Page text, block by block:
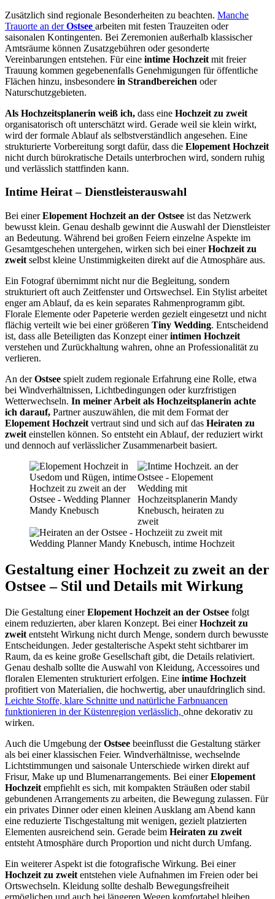
Zusätzlich sind regionale Besonderheiten zu beachten. Manche
Trauorte an derOstsee arbeiten mit festen Trauzeiten oder
saisonalen Kontingenten. Bei Zeremonien außerhalb klassischer
Amtsräume können Zusatzgebühren oder gesonderte
Vereinbarungen entstehen. Für eine intime Hochzeit mit freier
Trauung kommen gegebenenfalls Genehmigungen für öffentliche
Flächen hinzu, insbesondere in Strandbereichen oder
Naturschutzgebieten.
Als Hochzeitsplanerin weiß ich, dass eine Hochzeit zu zweit
organisatorisch oft unterschätzt wird. Gerade weil sie klein wirkt,
wird der formale Ablauf als selbstverständlich angesehen. Eine
strukturierte Vorbereitung sorgt dafür, dass die Elopement Hochzeit
nicht durch bürokratische Details unterbrochen wird, sondern ruhig
und verlässlich stattfinden kann.
Intime Heirat – Dienstleisterauswahl
Bei einerElopement Hochzeit an der Ostsee ist das Netzwerk
bewusst klein. Genau deshalb gewinnt die Auswahl der Dienstleister
an Bedeutung. Während bei großen Feiern einzelne Aspekte im
Gesamtgeschehen untergehen, wirken sich bei einerHochzeit zu
zweit selbst kleine Unstimmigkeiten direkt auf die Atmosphäre aus.
Ein Fotograf übernimmt nicht nur die Begleitung, sondern
strukturiert oft auch Zeitfenster und Ortswechsel. Ein Stylist arbeitet
enger am Ablauf, da es kein separates Rahmenprogramm gibt.
Florale Elemente oder Papeterie werden gezielt eingesetzt und nicht
flächig verteilt wie bei einer größeren Tiny Wedding. Entscheidend
ist, dass alle Beteiligten das Konzept einerintimen Hochzeit
verstehen und Zurückhaltung wahren, ohne an Professionalität zu
verlieren.
An derOstsee spielt zudem regionale Erfahrung eine Rolle, etwa
bei Windverhältnissen, Lichtbedingungen oder kurzfristigen
Wetterwechseln. In meiner Arbeit als Hochzeitsplanerin achte
ich darauf, Partner auszuwählen, die mit dem Format der
Elopement Hochzeit vertraut sind und sich auf das Heiraten zu
zweit einstellen können. So entsteht ein Ablauf, der reduziert wirkt
und dennoch auf verlässlicher Zusammenarbeit basiert.
Gestaltung einer Hochzeit zu zweit an der
Ostsee – Stil und Details mit Wirkung
Die Gestaltung einerElopement Hochzeit an der Ostsee folgt
einem reduzierten, aber klaren Konzept. Bei einerHochzeit zu
zweit entsteht Wirkung nicht durch Menge, sondern durch bewusste
Entscheidungen. Jeder gestalterische Aspekt steht sichtbarer im
Raum, da es keine große Gesellschaft gibt, die Details relativiert.
Genau deshalb sollte die Auswahl von Kleidung, Accessoires und
floralen Elementen strukturiert erfolgen. Eine intime Hochzeit
profitiert von Materialien, die hochwertig, aber unaufdringlich sind.
Leichte Stoffe, klare Schnitte und natürliche Farbnuancen
funktionieren in der Küstenregion verlässlich, ohne dekorativ zu
wirken.
Auch die Umgebung derOstsee beeinflusst die Gestaltung stärker
als bei einer klassischen Feier. Windverhältnisse, wechselnde
Lichtstimmungen und saisonale Unterschiede wirken direkt auf
Frisur, Make up und Blumenarrangements. Bei einerElopement
Hochzeit empfiehlt es sich, mit kompakten Sträußen oder stabil
gebundenen Arrangements zu arbeiten, die Bewegung zulassen. Für
ein privates Dinner oder einen kleinen Ausklang am Abend kann
eine reduzierte Tischgestaltung mit wenigen, gezielt platzierten
Elementen ausreichend sein. Gerade beim Heiraten zu zweit
entsteht Atmosphäre durch Proportion und nicht durch Umfang.
Ein weiterer Aspekt ist die fotografische Wirkung. Bei einer
Hochzeit zu zweit entstehen viele Aufnahmen im Freien oder bei
Ortswechseln. Kleidung sollte deshalb Bewegungsfreiheit
ermöglichen und auch bei längeren Wegen komfortabel bleiben.